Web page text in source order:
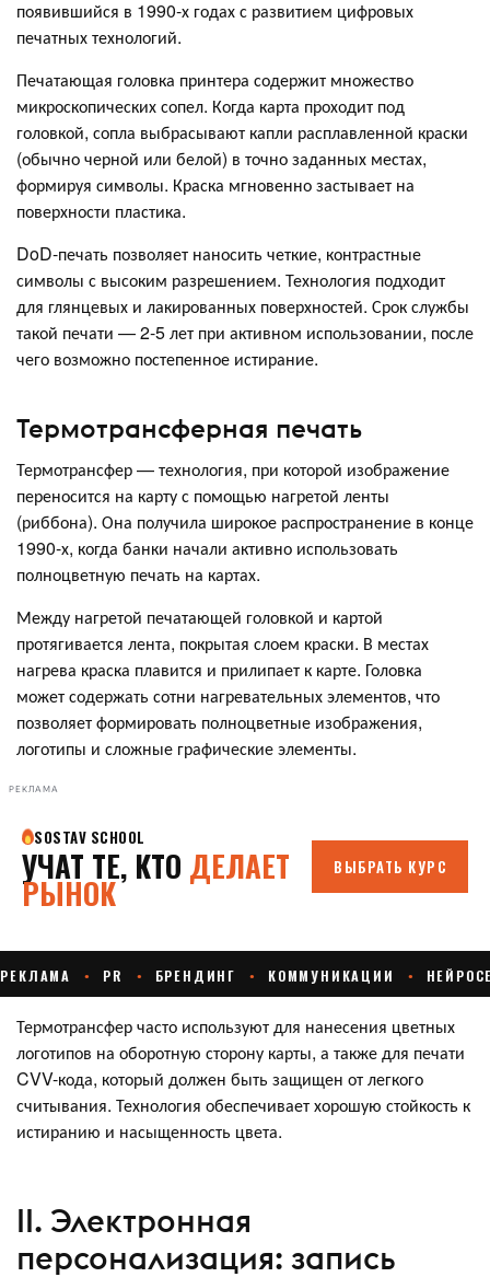
появившийся в 1990-х годах с развитием цифровых
печатных технологий.
Печатающая головка принтера содержит множество
микроскопических сопел. Когда карта проходит под
головкой, сопла выбрасывают капли расплавленной краски
(обычно черной или белой) в точно заданных местах,
формируя символы. Краска мгновенно застывает на
поверхности пластика.
DoD-печать позволяет наносить четкие, контрастные
символы с высоким разрешением. Технология подходит
для глянцевых и лакированных поверхностей. Срок службы
такой печати — 2-5 лет при активном использовании, после
чего возможно постепенное истирание.
Термотрансферная печать
Термотрансфер — технология, при которой изображение
переносится на карту с помощью нагретой ленты
(риббона). Она получила широкое распространение в конце
1990-х, когда банки начали активно использовать
полноцветную печать на картах.
Между нагретой печатающей головкой и картой
протягивается лента, покрытая слоем краски. В местах
нагрева краска плавится и прилипает к карте. Головка
может содержать сотни нагревательных элементов, что
позволяет формировать полноцветные изображения,
логотипы и сложные графические элементы.
РЕКЛАМА
Термотрансфер часто используют для нанесения цветных
логотипов на оборотную сторону карты, а также для печати
CVV-кода, который должен быть защищен от легкого
считывания. Технология обеспечивает хорошую стойкость к
истиранию и насыщенность цвета.
II. Электронная
персонализация: запись